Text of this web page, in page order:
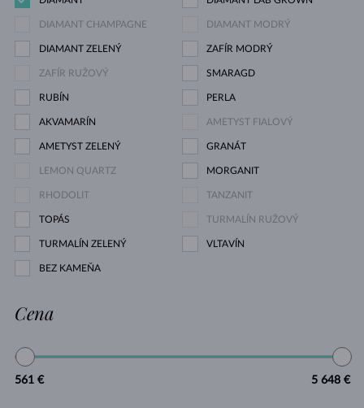
DIAMANT CHAMPAGNE DIAMANT MODRÝ
DIAMANT ZELENÝ ZAFÍR MODRÝ
ZAFÍR RUŽOVÝ SMARAGD
RUBÍN PERLA
AKVAMARÍN AMETYST FIALOVÝ
AMETYST ZELENÝ GRANÁT
LEMON QUARTZ MORGANIT
RHODOLIT TANZANIT
TOPÁS TURMALÍN RUŽOVÝ
TURMALÍN ZELENÝ VLTAVÍN
BEZ KAMEŇA
Cena
561 € 5 648 €